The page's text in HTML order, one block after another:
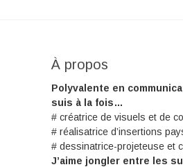
À propos
Polyvalente en
suis à la fois…
# créatrice de visuels et de
# réalisatrice d’insertions
# dessinatrice-projeteuse et
J’aime jongler entre les